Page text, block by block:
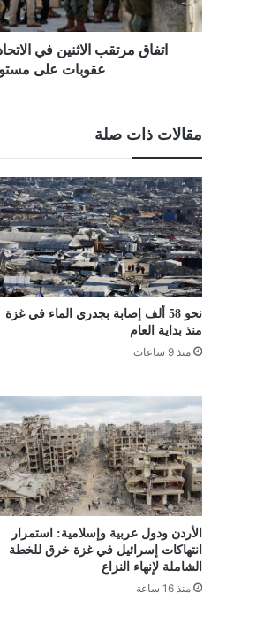
عقوبات
على
مستوطنيناتفاق مرتقب الاثنين في
عقوبات على
مقالات ذات صلة
نحو 58 ألف إصابة بجدري الماء في غزة
منذ بداية العام
منذ 9 ساعات
الأردن ودول عربية وإسلامية: استمرار
انتهاكات إسرائيل في غزة خرق للخطة
الشاملة لإنهاء النزاع
منذ 16 ساعة